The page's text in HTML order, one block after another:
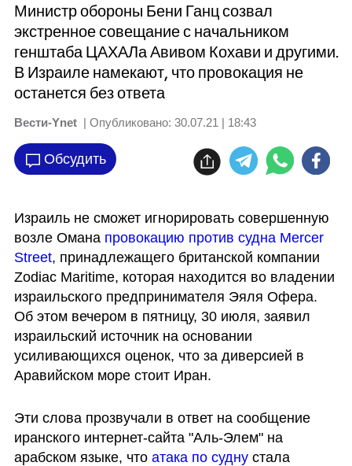
Министр обороны Бени Ганц созвал
экстренное совещание с начальником
генштаба ЦАХАЛа Авивом Кохави и другими.
В Израиле намекают, что провокация не
останется без ответа
Вести-Ynet | Опубликовано: 30.07.21 | 18:43
Обсудить
Израиль не сможет игнорировать совершенную
возле Омана провокацию против судна Mercer
Street, принадлежащего британской компании
Zodiac Maritime, которая находится во владении
израильского предпринимателя Эяля Офера.
Об этом вечером в пятницу, 30 июля, заявил
израильский источник на основании
усиливающихся оценок, что за диверсией в
Аравийском море стоит Иран.
Эти слова прозвучали в ответ на сообщение
иранского интернет-сайта "Аль-Элем" на
арабском языке, что атака по судну стала